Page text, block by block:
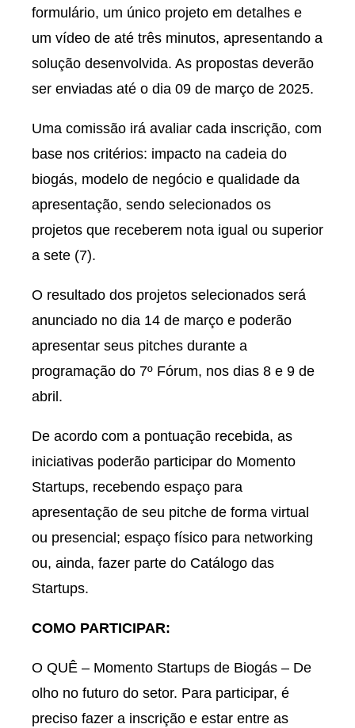
formulário, um único projeto em detalhes e
um vídeo de até três minutos, apresentando a
solução desenvolvida. As propostas deverão
ser enviadas até o dia 09 de março de 2025.
Uma comissão irá avaliar cada inscrição, com
base nos critérios: impacto na cadeia do
biogás, modelo de negócio e qualidade da
apresentação, sendo selecionados os
projetos que receberem nota igual ou superior
a sete (7).
O resultado dos projetos selecionados será
anunciado no dia 14 de março e poderão
apresentar seus pitches durante a
programação do 7º Fórum, nos dias 8 e 9 de
abril.
De acordo com a pontuação recebida, as
iniciativas poderão participar do Momento
Startups, recebendo espaço para
apresentação de seu pitche de forma virtual
ou presencial; espaço físico para networking
ou, ainda, fazer parte do Catálogo das
Startups.
COMO PARTICIPAR:
O QUÊ – Momento Startups de Biogás – De
olho no futuro do setor. Para participar, é
preciso fazer a inscrição e estar entre as